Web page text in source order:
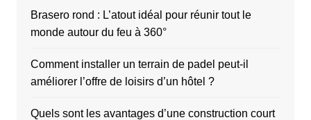
Brasero rond : L’atout idéal pour réunir tout le
monde autour du feu à 360°
Comment installer un terrain de padel peut-il
améliorer l’offre de loisirs d’un hôtel ?
Quels sont les avantages d’une construction court